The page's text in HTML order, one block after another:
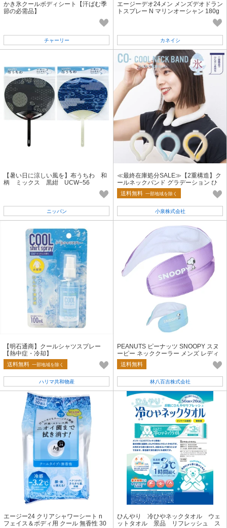
かき氷クールボディシート【汗ばむ季
節の必需品】
チャーリー
エージーデオ24メン メンズデオドラン
トスプレー N マリンオーシャン 180g
カネイシ
【暑い日に涼しい風を】布うちわ 和
柄 ミックス 黒紺 UCW−56
ニッパン
≪最終在庫処分SALE≫【2重構造】ク
ールネックバンド グラデーション ひ
んやり ネッククーラー 冷感
送料無料 一部地域を除く
小泉株式会社
【明石通商】クールシャツスプレー
【熱中症・冷却】
送料無料 一部地域を除く
ハリマ共和物産
PEANUTS ピーナッツ SNOOPY スヌ
ーピー ネッククーラー メンズ レディ
ース 748-5013
送料無料
林八百吉株式会社
エージー24 クリアシャワーシート n
フェイス＆ボディ用 クール 無香性 30
ひんやり 冷ひやネックタオル ウェ
ットタオル 景品 リフレッシュ ス